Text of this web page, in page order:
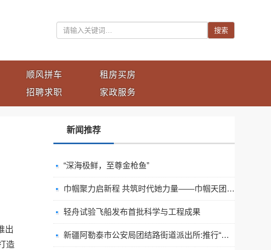
搜索
顺风拼车
招聘求职
租房买房
家政服务
出
造
新闻推荐
“深海极鲜，至尊金枪鱼”
巾帼聚力启新程 共筑时代她力量——巾帼天团第四次组委会筹备会圆满举办
轻舟试验飞船发布首批科学与工程成果
新疆阿勒泰市公安局团结路街道派出所:推行“五步”工作法 打造新时代“枫”景线